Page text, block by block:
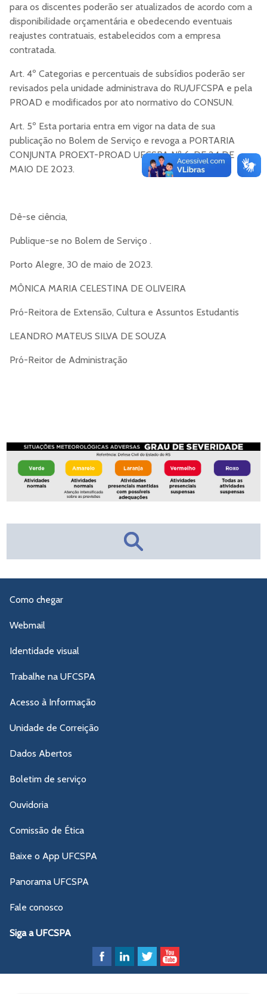
para os discentes poderão ser atualizados de acordo com a
disponibilidade orçamentária e obedecendo eventuais
reajustes contratuais, estabelecidos com a empresa
contratada.
Art. 4º Categorias e percentuais de subsídios poderão ser
revisados pela unidade administrava do RU/UFCSPA e pela
PROAD e modificados por ato normativo do CONSUN.
Art. 5º Esta portaria entra em vigor na data de sua
publicação no Bolem de Serviço e revoga a PORTARIA
CONJUNTA PROEXT-PROAD UFCSPA Nº 6, DE 24 DE
MAIO DE 2023.
Dê-se ciência,
Publique-se no Bolem de Serviço .
Porto Alegre, 30 de maio de 2023.
MÔNICA MARIA CELESTINA DE OLIVEIRA
Pró-Reitora de Extensão, Cultura e Assuntos Estudantis
LEANDRO MATEUS SILVA DE SOUZA
Pró-Reitor de Administração
Como chegar
Webmail
Identidade visual
Trabalhe na UFCSPA
Acesso à Informação
Unidade de Correição
Dados Abertos
Boletim de serviço
Ouvidoria
Comissão de Ética
Baixe o App UFCSPA
Panorama UFCSPA
Fale conosco
Siga a UFCSPA